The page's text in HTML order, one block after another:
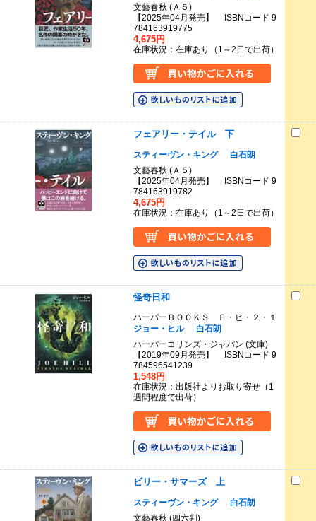
文藝春秋 (Ａ５)
【2025年04月発売】 ISBNコード 9
784163919775
4,675円
在庫状況：在庫あり（1～2日で出荷）
フェアリー・テイル 下
スティーヴン・キング
白石朗
文藝春秋 (Ａ５)
【2025年04月発売】 ISBNコード 9
784163919782
4,675円
在庫状況：在庫あり（1～2日で出荷）
怪奇日和
ハーパーＢＯＯＫＳ Ｆ・ヒ・２・１
ジョー・ヒル
白石朗
ハーパーコリンズ・ジャパン (文庫)
【2019年09月発売】 ISBNコード 9
784596541239
1,548円
在庫状況：出版社よりお取り寄せ（1
週間程度で出荷）
ビリー・サマーズ 上
スティーヴン・キング
白石朗
文藝春秋 (四六判)